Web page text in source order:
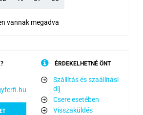
vannak megadva
ÉRDEKELHETNÉ ÖNT
Szállítás és szaállítási
díj
Csere esetében
Visszaküldés